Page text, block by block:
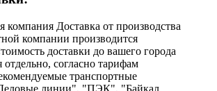
компания Доставка от производства
компании производится
доставки до вашего города
отдельно, согласно тарифам
транспортные